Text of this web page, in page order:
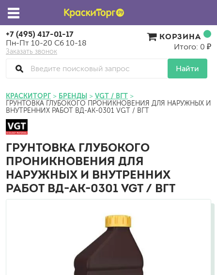
+7 (495) 417-01-17
Пн-Пт 10-20 Сб 10-18
Заказать звонок
Найти
КОРЗИНА
Итого: 0 ₽
КРАСКИТОРГ БРЕНДЫ VGT / ВГТ
ГРУНТОВКА ГЛУБОКОГО ПРОНИКНОВЕНИЯ ДЛЯ НАРУЖНЫХ И
ВНУТРЕННИХ РАБОТ ВД-АК-0301 VGT / ВГТ
ГРУНТОВКА ГЛУБОКОГО
ПРОНИКНОВЕНИЯ ДЛЯ
НАРУЖНЫХ И ВНУТРЕННИХ
РАБОТ ВД-АК-0301 VGT / ВГТ